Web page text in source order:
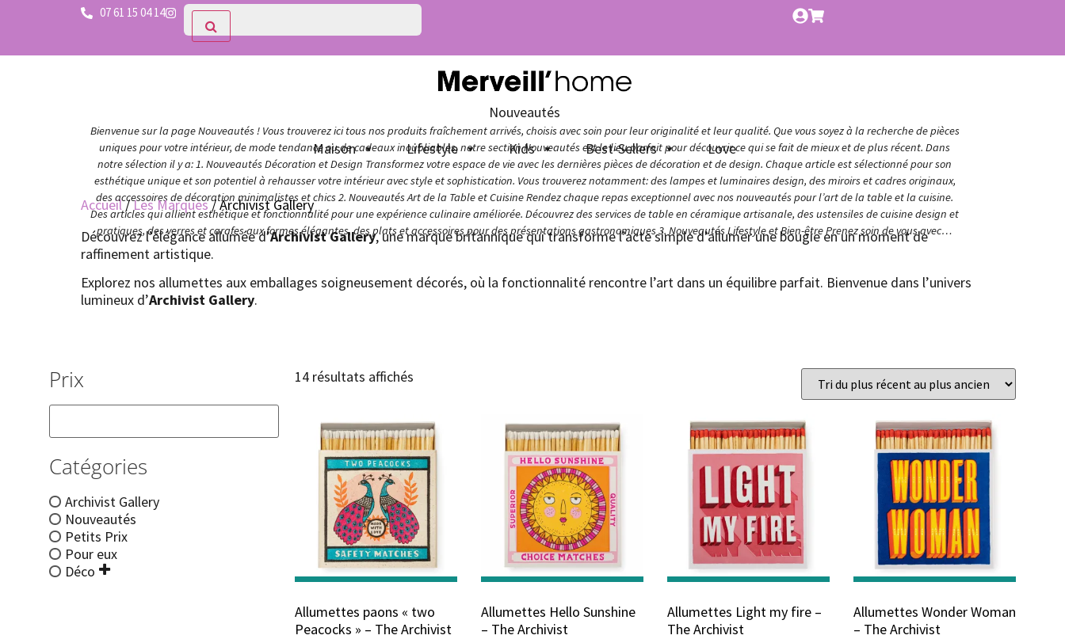
07 61 15 04 14
Nouveautés
Bienvenue sur la page Nouveautés ! Vous trouverez ici tous nos produits fraîchement arrivés, choisis avec soin pour leur originalité et leur qualité. Que vous soyez à la recherche de pièces
uniques pour votre intérieur, de mode tendance ou de cadeaux inoubliables, notre section Nouveautés est le lieu parfait pour découvrir ce qui se fait de mieux et de plus récent. Dans
notre sélection il y a: 1. Nouveautés Décoration et Design Transformez votre espace de vie avec les dernières pièces de décoration et de design. Chaque article est sélectionné pour son
esthétique unique et son potentiel à rehausser votre intérieur avec style et sophistication. Vous trouverez notamment: des lampes et luminaires design, des miroirs et cadres originaux,
des accessoires de décoration minimalistes et chics 2. Nouveautés Art de la Table et Cuisine Rendez chaque repas exceptionnel avec nos nouveautés pour l’art de la table et la cuisine.
Des articles qui allient esthétique et fonctionnalité pour une expérience culinaire améliorée. Découvrez des services de table en céramique artisanale, des ustensiles de cuisine design et
pratiques, des verres et carafes aux formes élégantes, des plats et accessoires pour des présentations gastronomiques 3. Nouveautés Lifestyle et Bien-être Prenez soin de vous avec…
Maison Lifestyle Kids Best-Sellers Love
Accueil/Les Marques/ Archivist Gallery
Découvrez l’élégance allumée d’Archivist Gallery, une marque britannique qui transforme l’acte simple d’allumer une bougie en un moment de
raffinement artistique.
Explorez nos allumettes aux emballages soigneusement décorés, où la fonctionnalité rencontre l’art dans un équilibre parfait. Bienvenue dans l’univers
lumineux d’Archivist Gallery.
Prix
Catégories
Archivist Gallery
Nouveautés
Petits Prix
Pour eux
Déco
14 résultats affichés
Allumettes paons « two
Peacocks » – The Archivist
Allumettes Hello Sunshine
– The Archivist
Allumettes Light my fire –
The Archivist
Allumettes Wonder Woman
– The Archivist